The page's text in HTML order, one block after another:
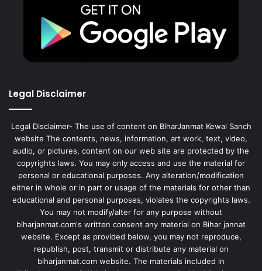
Legal Disclaimer
Legal Disclaimer- The use of content on BiharJanmat Kewal Sanch
website The contents, news, information, art work, text, video,
audio, or pictures, content on our web site are protected by the
copyrights laws. You may only access and use the material for
personal or educational purposes. Any alteration/modification
either in whole or in part or usage of the materials for other than
educational and personal purposes, violates the copyrights laws.
You may not modify/alter for any purpose without
biharjanmat.com's written consent any material on Bihar jannat
website. Except as provided below, you may not reproduce,
republish, post, transmit or distribute any material on
biharjanmat.com website. The materials included in